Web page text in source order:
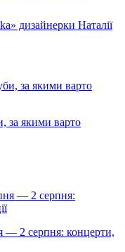
дизайнерки Наталії
за якими варто
— 2 серпня: концерти,